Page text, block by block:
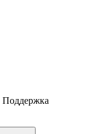
Поддержка